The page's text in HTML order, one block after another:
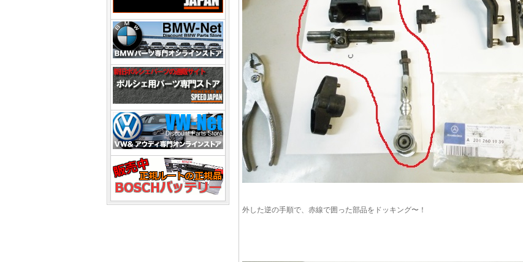
外した逆の手順で、赤線で囲った部品をドッキング〜！